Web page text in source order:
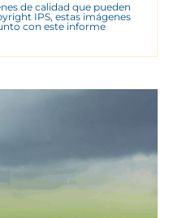
de calidad que pueden
IPS, estas imágenes
con este informe